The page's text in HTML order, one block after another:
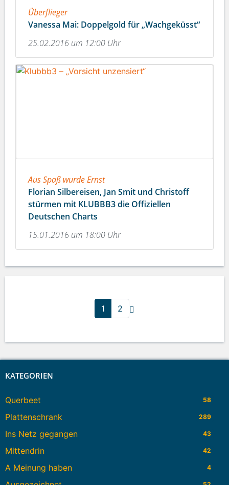
Überflieger
Vanessa Mai: Doppelgold für „Wachgeküsst“
25.02.2016 um 12:00 Uhr
Aus Spaß wurde Ernst
Florian Silbereisen, Jan Smit und Christoff
stürmen mit KLUBBB3 die Offiziellen
Deutschen Charts
15.01.2016 um 18:00 Uhr
1 2
KATEGORIEN
Querbeet 58
Plattenschrank 289
Ins Netz gegangen 43
Mittendrin 42
A Meinung haben 4